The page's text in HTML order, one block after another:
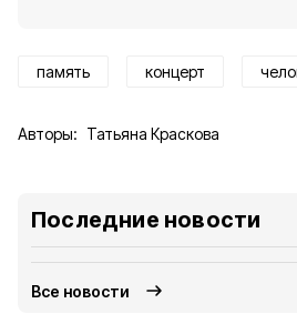
память концерт
Авторы: Татьяна Краскова
Последние новости
Все новости